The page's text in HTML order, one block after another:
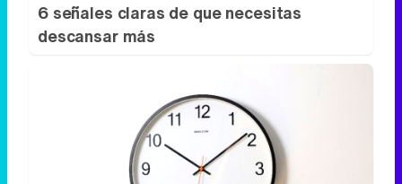
6 señales claras de que necesitas
descansar más